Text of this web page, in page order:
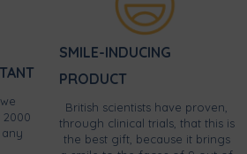
SMILE-INDUCING
PRODUCT
British scientists have proven,
through clinical trials, that this is
the best gift, because it brings